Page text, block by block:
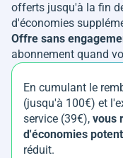
offerts jusqu'à la fin
d'économies
Offre sans
abonnement quand
En cumulant le
(jusqu'à 100€) et
service (39€), vous
d'économies
réduit.